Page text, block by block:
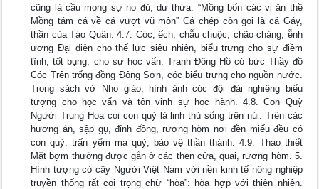
cũng là cầu mong sự no đủ, dư thừa. “Mồng bốn các vị ăn thề
Mồng tám cá về cá vượt vũ môn” Cá chép còn gọi là cá Gáy,
thần của Táo Quân. 4.7. Cóc, ếch, chẫu chuộc, chão chàng, ễnh
ương Đại diện cho thế lực siêu nhiên, biểu trưng cho sự điềm
tĩnh, tốt bụng, cho sự học vấn. Tranh Đông Hồ có bức Thầy đồ
Cóc Trên trống đồng Đông Sơn, cóc biểu trưng cho nguồn nước.
Trong sách vở Nho giáo, hình ảnh cóc đội đài nghiêng biểu
tượng cho học vấn và tôn vinh sự học hành. 4.8. Con Quỳ
Người Trung Hoa coi con quỳ là linh thú sống trên núi. Trên các
hương án, sập gụ, đỉnh đồng, rương hòm nơi đền miếu đều có
con quỳ: trấn yểm ma quỷ, bảo vệ thần thánh. 4.9. Thao thiết
Mặt bợm thường được gắn ở các then cửa, quai, rương hòm. 5.
Hình tượng cỏ cây Người Việt Nam với nền kinh tế nông nghiệp
truyền thống rất coi trọng chữ “hòa”: hòa hợp với thiên nhiên.